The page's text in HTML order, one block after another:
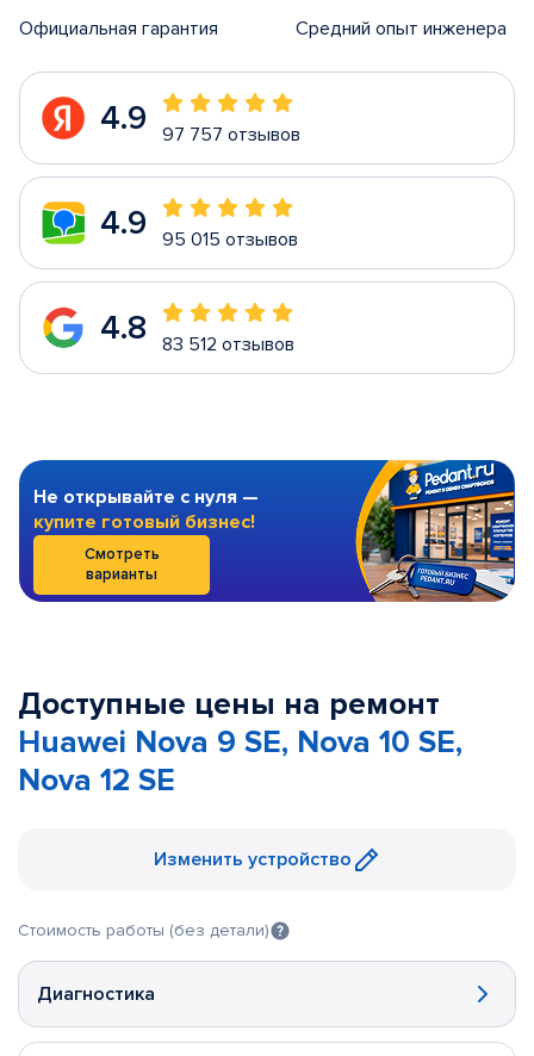
Официальная гарантия Средний опыт инженера
4.9 97 757 отзывов
4.9 95 015 отзывов
4.8 83 512 отзывов
Не открывайте с нуля —
купите готовый бизнес!
Смотреть
варианты
Доступные цены на ремонт
Huawei Nova 9 SE, Nova 10 SE,
Nova 12 SE
Изменить устройство
Стоимость работы (без детали)
Диагностика